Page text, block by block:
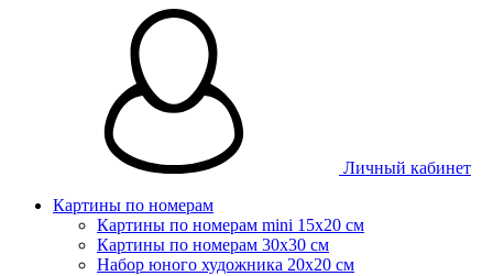
Личный кабинет
Картины по номерам
Картины по номерам mini 15х20 см
Картины по номерам 30x30 см
Набор юного художника 20х20 см